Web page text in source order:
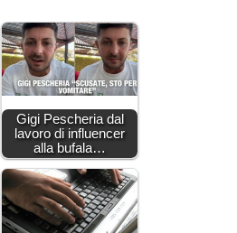
Gigi Pescheria dal
lavoro di influencer
alla bufala…